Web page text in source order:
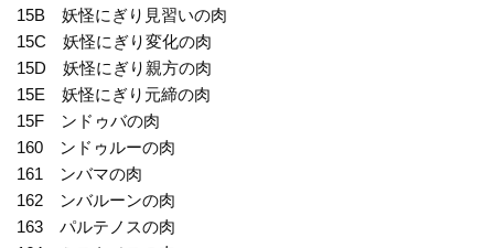
15B 妖怪にぎり見習いの肉
15C 妖怪にぎり変化の肉
15D 妖怪にぎり親方の肉
15E 妖怪にぎり元締の肉
15F ンドゥバの肉
160 ンドゥルーの肉
161 ンバマの肉
162 ンバルーンの肉
163 パルテノスの肉